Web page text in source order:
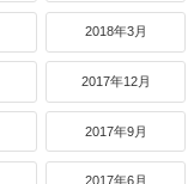
2018年3月
2017年12月
2017年9月
2017年6月